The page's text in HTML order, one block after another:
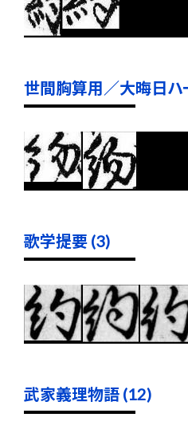
世間胸算用／大晦日ハ
歌学提要 (3)
武家義理物語 (12)